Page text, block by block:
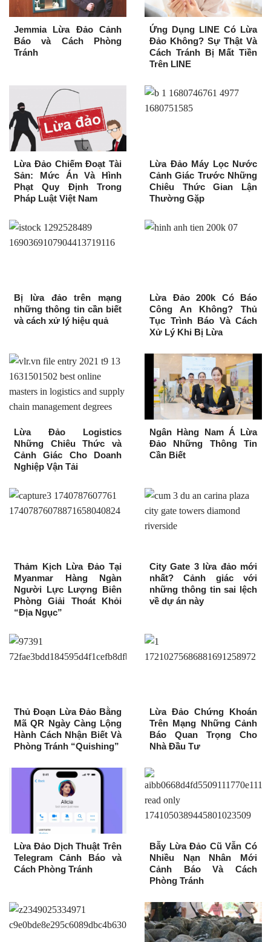
Jemmia Lừa Đảo Cảnh
Báo và Cách Phòng
Tránh
Ứng Dụng LINE Có Lừa
Đảo Không? Sự Thật Và
Cách Tránh Bị Mất Tiền
Trên LINE
Lừa Đảo Chiếm Đoạt Tài
Sản: Mức Án Và Hình
Phạt Quy Định Trong
Pháp Luật Việt Nam
Lừa Đảo Máy Lọc Nước
Cảnh Giác Trước Những
Chiêu Thức Gian Lận
Thường Gặp
Bị lừa đảo trên mạng
những thông tin cần biết
và cách xử lý hiệu quả
Lừa Đảo 200k Có Báo
Công An Không? Thủ
Tục Trình Báo Và Cách
Xử Lý Khi Bị Lừa
Lừa Đảo Logistics
Những Chiêu Thức và
Cảnh Giác Cho Doanh
Nghiệp Vận Tải
Ngân Hàng Nam Á Lừa
Đảo Những Thông Tin
Cần Biết
Thảm Kịch Lừa Đảo Tại
Myanmar Hàng Ngàn
Người Lực Lượng Biên
Phòng Giải Thoát Khỏi
“Địa Ngục”
City Gate 3 lừa đảo mới
nhất? Cảnh giác với
những thông tin sai lệch
về dự án này
Thủ Đoạn Lừa Đảo Bằng
Mã QR Ngày Càng Lộng
Hành Cách Nhận Biết Và
Phòng Tránh “Quishing”
Lừa Đảo Chứng Khoán
Trên Mạng Những Cảnh
Báo Quan Trọng Cho
Nhà Đầu Tư
Lừa Đảo Dịch Thuật Trên
Telegram Cảnh Báo và
Cách Phòng Tránh
Bẫy Lừa Đảo Cũ Vẫn Có
Nhiều Nạn Nhân Mới
Cảnh Báo Và Cách
Phòng Tránh